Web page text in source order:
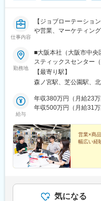
仕事内容
【ジョブローテーショ
や営業、マーケティン
勤務地
■大阪本社（大阪市中央
スティックスセンター
大阪近辺店舗がほとん
ります※現状、アパレル
支社東京都港区芝公園
ティックスセンター大
【最寄り駅】
森ノ宮駅、芝公園駅、
給与
年収380万円（月給23
年収500万円（月給31
営業×商
幅広い経
気になる